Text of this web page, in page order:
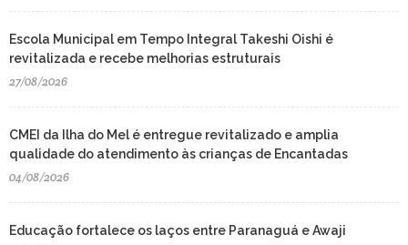
Escola Municipal em Tempo Integral Takeshi Oishi é
revitalizada e recebe melhorias estruturais
27/08/2026
CMEI da Ilha do Mel é entregue revitalizado e amplia
qualidade do atendimento às crianças de Encantadas
04/08/2026
Educação fortalece os laços entre Paranaguá e Awaji